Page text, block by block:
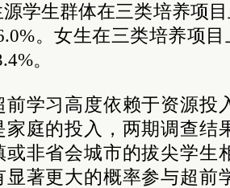
学生群体在三类培养项
。女生在三类培养项
。
前学习高度依赖于资源投
家庭的投入，两期调查结
或非省会城市的拔尖学生
显著更大的概率参与超前